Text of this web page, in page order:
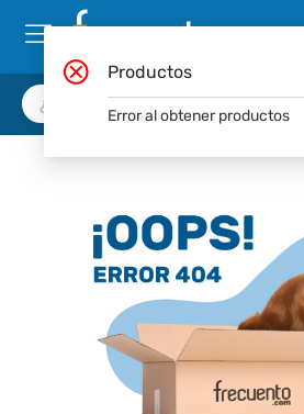
Productos
Error al obtener productos